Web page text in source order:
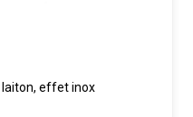
laiton, effet inox